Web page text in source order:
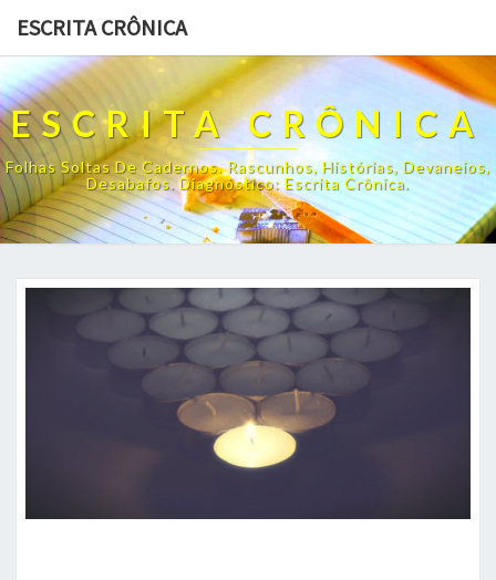
ESCRITA CRÔNICA
ESCRITA CRÔNICA
Folhas Soltas De Cadernos. Rascunhos, Histórias, Devaneios,
Desabafos. Diagnóstico: Escrita Crônica.